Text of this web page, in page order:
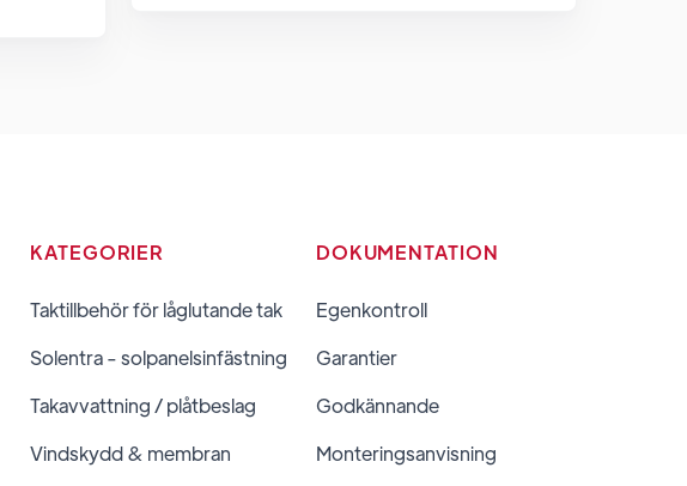
KATEGORIER
Taktillbehör för låglutande tak
Solentra - solpanelsinfästning
Takavvattning / plåtbeslag
Vindskydd & membran
DOKUMENTATION
Egenkontroll
Garantier
Godkännande
Monteringsanvisning